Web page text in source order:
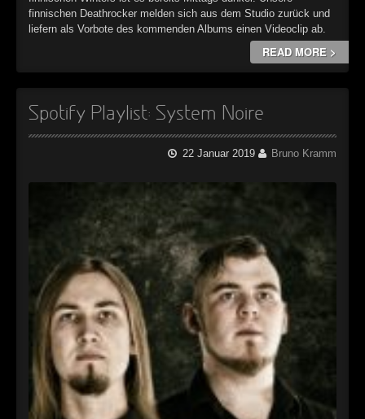
finnischen Deathrocker melden sich aus dem Studio zurück und
liefern als Vorbote des kommenden Albums einen Videoclip ab.
READ MORE >
Spotify Playlist: System Noire
22 Januar 2019 Bruno Kramm